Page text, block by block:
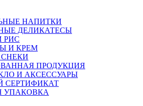
НАПИТКИ
ДЕЛИКАТЕСЫ
РИС
И КРЕМ
ПРОДУКЦИЯ
И АКСЕССУАРЫ
СЕРТИФИКАТ
УПАКОВКА